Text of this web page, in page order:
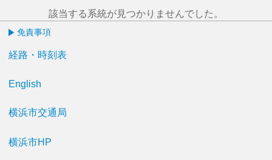
該当する系統が見つかりませんでした。
免責事項
経路・時刻表
English
横浜市交通局
横浜市HP